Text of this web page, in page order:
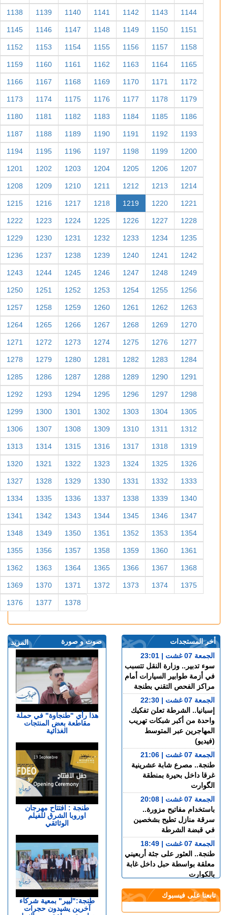
1138 1139 1140 1141 1142 1143 1144
1145 1146 1147 1148 1149 1150 1151
1152 1153 1154 1155 1156 1157 1158
1159 1160 1161 1162 1163 1164 1165
1166 1167 1168 1169 1170 1171 1172
1173 1174 1175 1176 1177 1178 1179
1180 1181 1182 1183 1184 1185 1186
1187 1188 1189 1190 1191 1192 1193
1194 1195 1196 1197 1198 1199 1200
1201 1202 1203 1204 1205 1206 1207
1208 1209 1210 1211 1212 1213 1214
1215 1216 1217 1218 1219 1220 1221
1222 1223 1224 1225 1226 1227 1228
1229 1230 1231 1232 1233 1234 1235
1236 1237 1238 1239 1240 1241 1242
1243 1244 1245 1246 1247 1248 1249
1250 1251 1252 1253 1254 1255 1256
1257 1258 1259 1260 1261 1262 1263
1264 1265 1266 1267 1268 1269 1270
1271 1272 1273 1274 1275 1276 1277
1278 1279 1280 1281 1282 1283 1284
1285 1286 1287 1288 1289 1290 1291
1292 1293 1294 1295 1296 1297 1298
1299 1300 1301 1302 1303 1304 1305
1306 1307 1308 1309 1310 1311 1312
1313 1314 1315 1316 1317 1318 1319
1320 1321 1322 1323 1324 1325 1326
1327 1328 1329 1330 1331 1332 1333
1334 1335 1336 1337 1338 1339 1340
1341 1342 1343 1344 1345 1346 1347
1348 1349 1350 1351 1352 1353 1354
1355 1356 1357 1358 1359 1360 1361
1362 1363 1364 1365 1366 1367 1368
1369 1370 1371 1372 1373 1374 1375
1376 1377 1378
المزيد صوت و صورة
هذا رأي "طنجاوة" في حملة
مقاطعة بعض المنتجات
الغذائية
طنجة : افتتاح مهرجان
اوروبا الشرق للفيلم
الوثائقي
طنجة:"ليير" بمعية شركاء
آخرين يشيدون حجرات
أخر المستجدات
الجمعة 07 غشت | 23:01
سوء تدبير.. وزارة النقل تتسبب
في أزمة طوابير السيارات أمام
مراكز الفحص التقني بطنجة
الجمعة 07 غشت | 22:30
إسبانيا.. الشرطة تعلن تفكيك
واحدة من أكبر شبكات تهريب
المهاجرين عبر المتوسط
(فيديو)
الجمعة 07 غشت | 21:06
طنجة.. مصرع شابة عشرينية
غرقا داخل بحيرة بمنطقة
الگوارت
الجمعة 07 غشت | 20:08
باستخدام مفاتيح مزورة..
سرقة منازل تطيح بشخصين
في قبضة الشرطة
الجمعة 07 غشت | 18:49
طنجة.. العثور على جثة أربعيني
معلقة بواسطة حبل داخل غابة
بالكوارت
الجمعة 07 غشت | 17:15
وصفتها بـ"المفبركة".. حركة
تابعنا على فيسبوك